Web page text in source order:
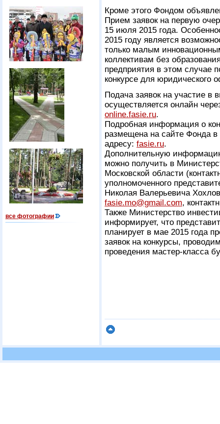
все фотографии
Кроме этого Фондом
Прием заявок на первую
15 июля 2015 года.
2015 году является
только малым
коллективам без
предприятия в этом случае
конкурсе для юридического
Подача заявок на участие в
осуществляется онлайн
online.fasie.ru.
Подробная информация о
размещена на сайте Фонда
адресу: fasie.ru.
Дополнительную
можно получить в
Московской области
уполномоченного
Николая Валерьевича
fasie.mo@gmail.com,
Также Министерство
информирует, что
планирует в мае 2015 года
заявок на конкурсы,
проведения мастер-класса